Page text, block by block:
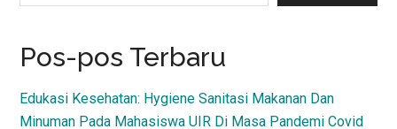
Pos-pos Terbaru
Edukasi Kesehatan: Hygiene Sanitasi Makanan Dan
Minuman Pada Mahasiswa UIR Di Masa Pandemi Covid